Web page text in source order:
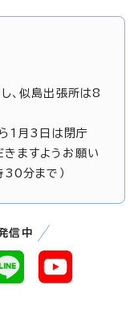
、似島出張所は8
1月3日は閉庁
ますようお願い
30分まで）
信中